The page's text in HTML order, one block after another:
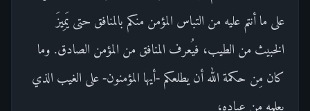
على ما أنتم عليه من التباس المؤمن منكم بالمنافق حتى يَمِيزَ
الخبيث من الطيب، فيُعرف المنافق من المؤمن الصادق. وما
كان مِن حكمة الله أن يطلعكم -أيها المؤمنون- على الغيب الذي
يعلمه من عباده،